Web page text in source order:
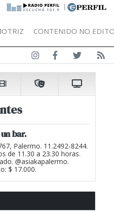
|
CONTENIDO NO
bar.
Palermo. 11.2492-8244.
de 11.30 a 23.30 horas.
@asiakapalermo.
$ 17.000.